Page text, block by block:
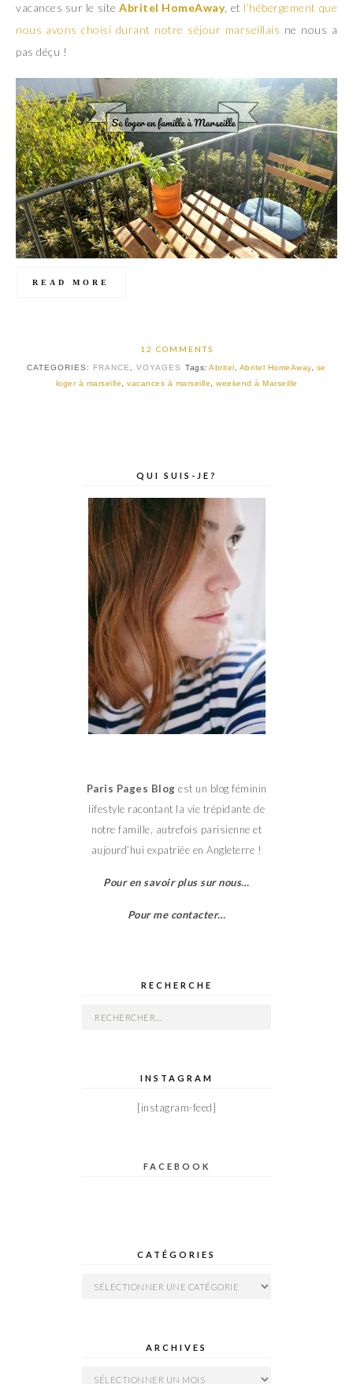
vacances sur le site Abritel HomeAway, et l’hébergement que
nous avons choisi durant notre séjour marseillais ne nous a
pas déçu !
READ MORE
12 COMMENTS
CATEGORIES: FRANCE ,VOYAGES Tags:Abritel , Abritel HomeAway, se
loger à marseille, vacances à marseille, weekend à Marseille
QUI SUIS-JE?
Paris Pages Blog est un blog féminin
lifestyle racontant la vie trépidante de
notre famille, autrefois parisienne et
aujourd’hui expatriée en Angleterre !
Pour en savoir plus sur nous…
Pour me contacter…
RECHERCHE
Rechercher :
INSTAGRAM
[instagram-feed]
FACEBOOK
CATÉGORIES
Catégories
ARCHIVES
Archives